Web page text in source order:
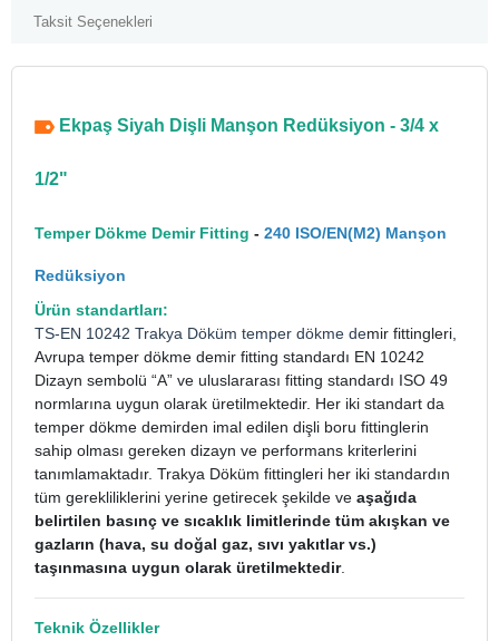
Taksit Seçenekleri
Ekpaş Siyah Dişli Manşon Redüksiyon - 3/4 x
1/2"
Temper Dökme Demir Fitting - 240 ISO/EN(M2) Manşon
Redüksiyon
Ürün standartları:
TS-EN 10242 Trakya Döküm temper dökme demir fittingleri,
Avrupa temper dökme demir fitting standardı EN 10242
Dizayn sembolü “A” ve uluslararası fitting standardı ISO 49
normlarına uygun olarak üretilmektedir. Her iki standart da
temper dökme demirden imal edilen dişli boru fittinglerin
sahip olması gereken dizayn ve performans kriterlerini
tanımlamaktadır. Trakya Döküm fittingleri her iki standardın
tüm gerekliliklerini yerine getirecek şekilde ve aşağıda
belirtilen basınç ve sıcaklık limitlerinde tüm akışkan ve
gazların (hava, su doğal gaz, sıvı yakıtlar vs.)
taşınmasına uygun olarak üretilmektedir.
Teknik Özellikler